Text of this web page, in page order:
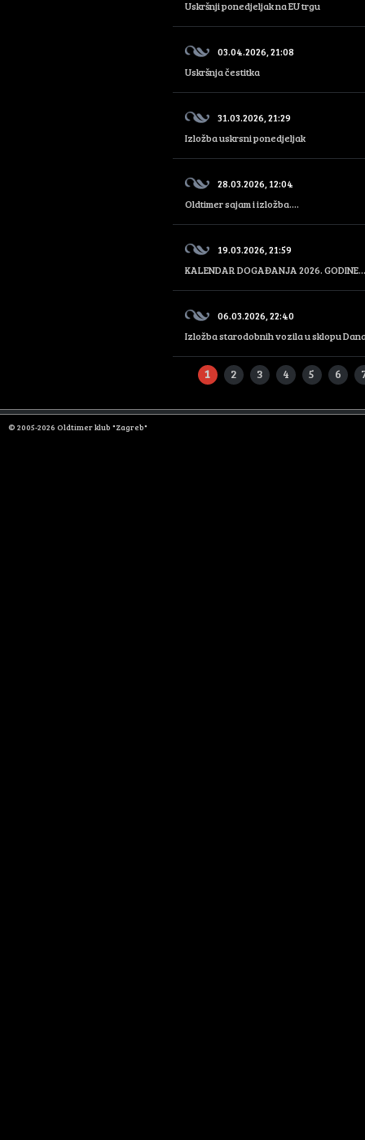
Uskršnji ponedjeljak na EU trgu
03.04.2026, 21:08
Uskršnja čestitka
31.03.2026, 21:29
Izložba uskrsni ponedjeljak
28.03.2026, 12:04
Oldtimer sajam i izložba....
19.03.2026, 21:59
KALENDAR DOGAĐANJA 2026. GODINE...
06.03.2026, 22:40
Izložba starodobnih vozila u sklopu
1 2 3 4 5 6
© 2005-2026 Oldtimer klub "Zagreb"